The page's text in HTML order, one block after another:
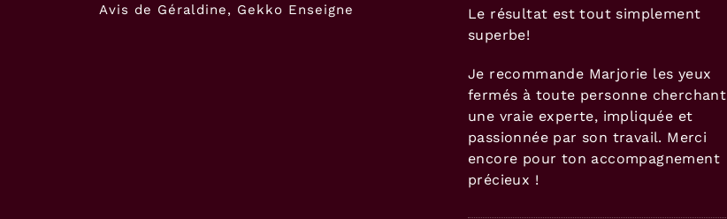
Avis de Géraldine, Gekko Enseigne
Le résultat est tout simplement
superbe!
Je recommande Marjorie les yeux
fermés à toute personne cherchant
une vraie experte, impliquée et
passionnée par son travail. Merci
encore pour ton accompagnement
précieux !